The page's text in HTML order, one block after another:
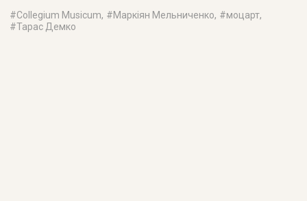
#Collegium Musicum, #Маркіян Мельниченко, #моцарт,
#Тарас Демко